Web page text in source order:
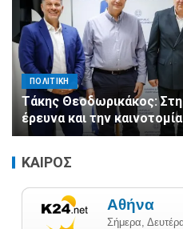
ΠΟΛΙΤΙΚΗ
Τάκης Θεοδωρικάκος:
έρευνα και την καινοτομία
ΚΑΙΡΟΣ